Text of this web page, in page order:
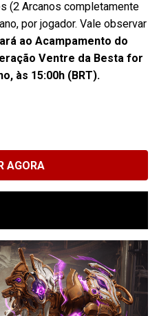
(2 Arcanos completamente
por jogador. Vale observar
ao Acampamento do
Ventre da Besta for
às 15:00h (BRT).
AGORA